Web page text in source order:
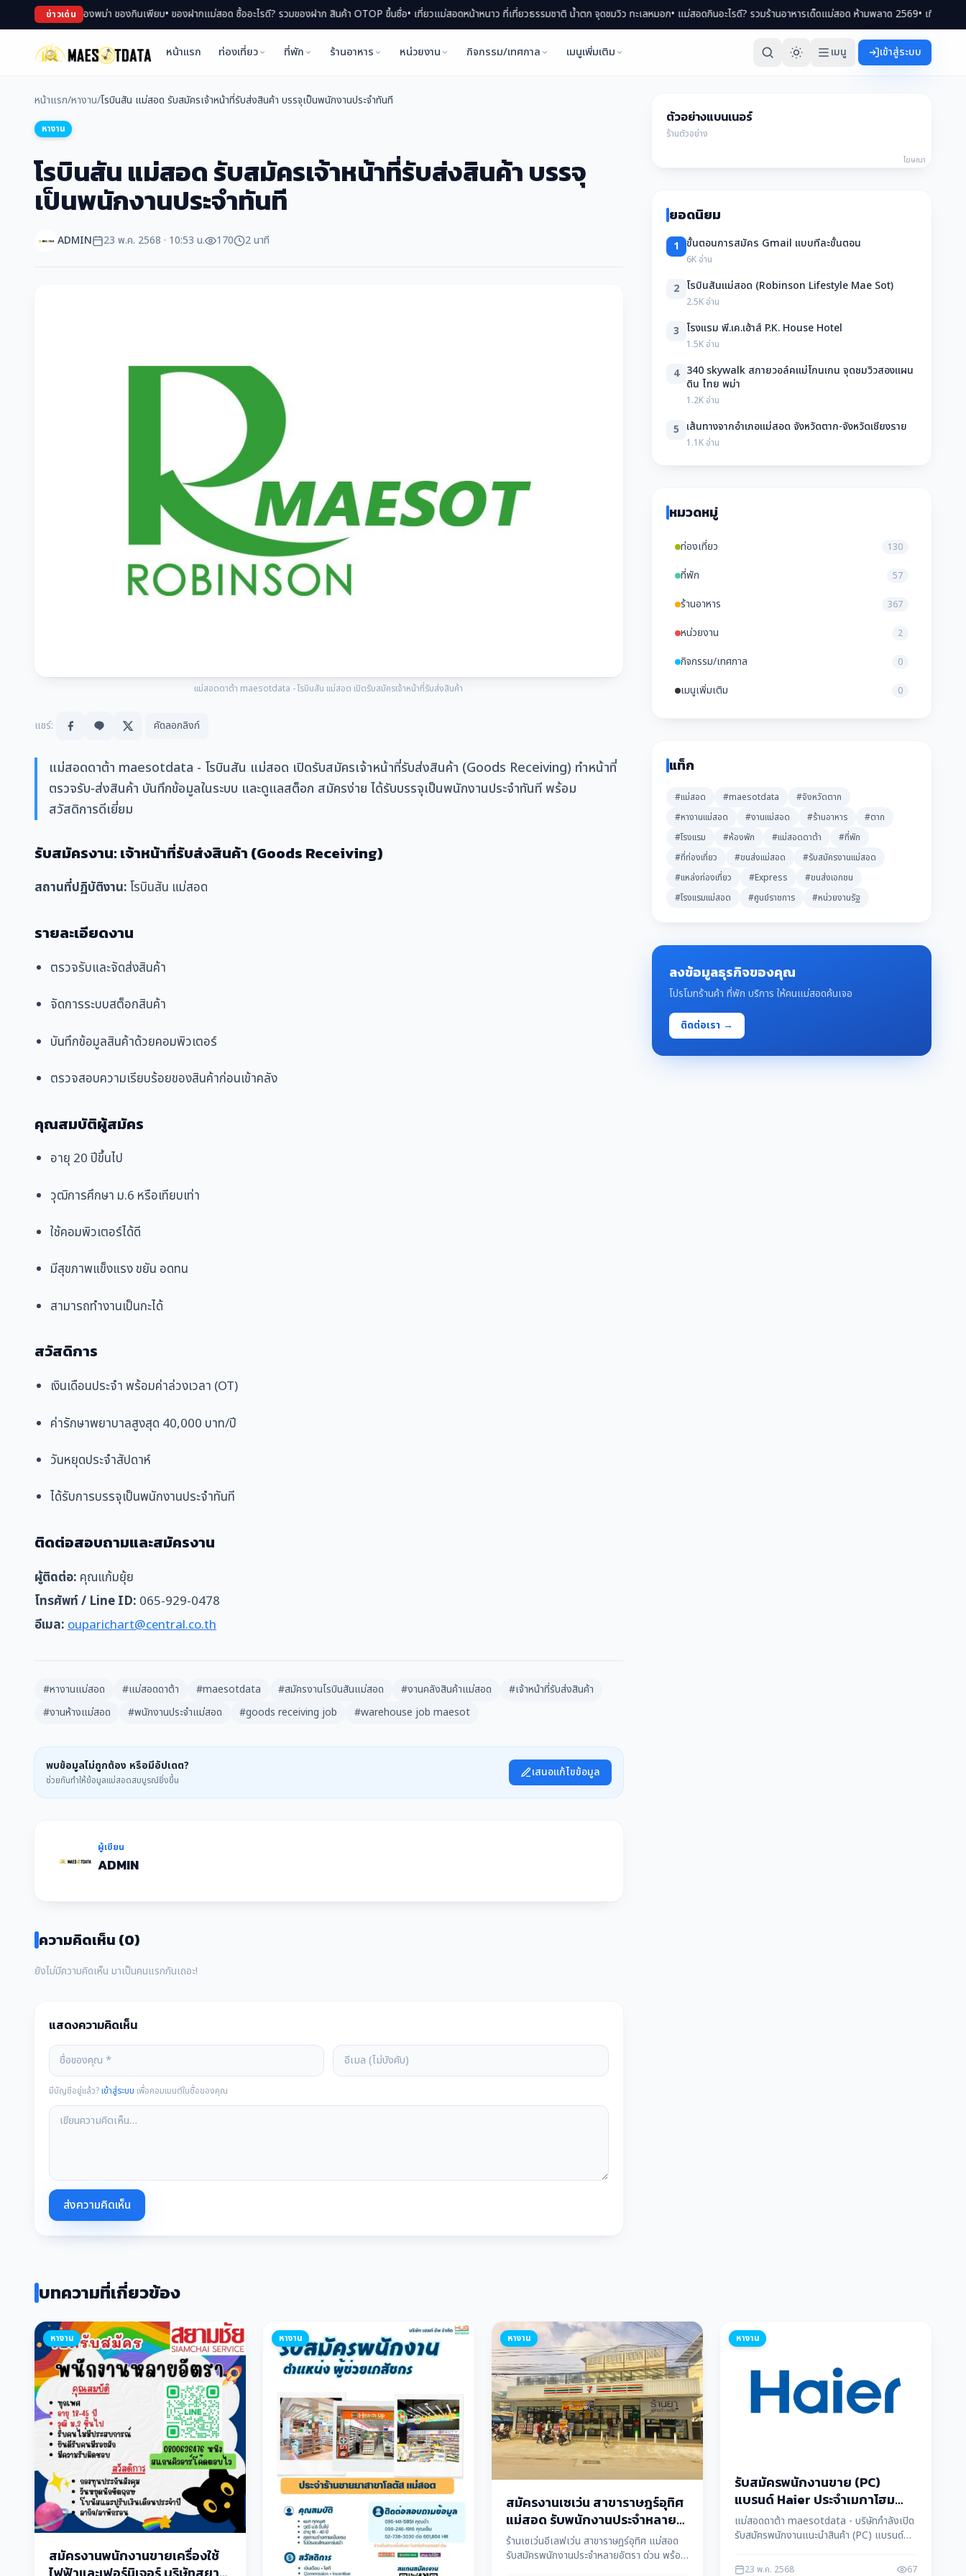
ข่าวเด่น
ด ช้อปของพม่า ของกินเพียบ• ของฝากแม่สอด ซื้ออะไรดี? รวมของฝาก สินค้า OTOP ขึ้นชื่อ• เที่ยวแม่สอดหน้าหนาว ที่เที่ยวธรรมชาติ น้ำตก จุดชมวิว ทะเลหมอก• แม่สอดกินอะไรดี? รวมร้านอาหารเด็ดแม่สอด ห้ามพลาด 2569• เที่ยวแม่สอด 2 วัน 1
หน้าแรก ท่องเที่ยว ที่พัก ร้านอาหาร หน่วยงาน กิจกรรม/เทศกาล เมนูเพิ่มเติม เมนู เข้าสู่ระบบ
หน้าแรก/หางาน/ โรบินสัน แม่สอด รับสมัครเจ้าหน้าที่รับส่งสินค้า บรรจุเป็นพนักงานประจำทันที
หางาน
โรบินสัน แม่สอด รับสมัครเจ้าหน้าที่รับส่งสินค้า บรรจุ
เป็นพนักงานประจำทันที
ADMIN 23 พ.ค. 2568 · 10:53 น. 170 2 นาที
แม่สอดดาต้า maesotdata - โรบินสัน แม่สอด เปิดรับสมัครเจ้าหน้าที่รับส่งสินค้า
แชร์: คัดลอกลิงก์
แม่สอดดาต้า maesotdata - โรบินสัน แม่สอด เปิดรับสมัครเจ้าหน้าที่รับส่งสินค้า (Goods Receiving) ทำหน้าที่
ตรวจรับ-ส่งสินค้า บันทึกข้อมูลในระบบ และดูแลสต็อก สมัครง่าย ได้รับบรรจุเป็นพนักงานประจำทันที พร้อม
สวัสดิการดีเยี่ยม
รับสมัครงาน: เจ้าหน้าที่รับส่งสินค้า (Goods Receiving)
สถานที่ปฏิบัติงาน:โรบินสัน แม่สอด
รายละเอียดงาน
ตรวจรับและจัดส่งสินค้า
จัดการระบบสต็อกสินค้า
บันทึกข้อมูลสินค้าด้วยคอมพิวเตอร์
ตรวจสอบความเรียบร้อยของสินค้าก่อนเข้าคลัง
คุณสมบัติผู้สมัคร
อายุ 20 ปีขึ้นไป
วุฒิการศึกษา ม.6 หรือเทียบเท่า
ใช้คอมพิวเตอร์ได้ดี
มีสุขภาพแข็งแรง ขยัน อดทน
สามารถทำงานเป็นกะได้
สวัสดิการ
เงินเดือนประจำ พร้อมค่าล่วงเวลา (OT)
ค่ารักษาพยาบาลสูงสุด 40,000 บาท/ปี
วันหยุดประจำสัปดาห์
ได้รับการบรรจุเป็นพนักงานประจำทันที
ติดต่อสอบถามและสมัครงาน
ผู้ติดต่อ: คุณแก้มยุ้ย
โทรศัพท์ / Line ID: 065-929-0478
อีเมล:ouparichart@central.co.th
#หางานแม่สอด #แม่สอดดาต้า #maesotdata #สมัครงานโรบินสันแม่สอด #งานคลังสินค้าแม่สอด
#เจ้าหน้าที่รับส่งสินค้า
#งานห้างแม่สอด
#พนักงานประจำแม่สอด #goods receiving job #warehouse job maesot
พบข้อมูลไม่ถูกต้อง หรือมีอัปเดต?
ช่วยกันทำให้ข้อมูลแม่สอดสมบูรณ์ยิ่งขึ้น
เสนอแก้ไขข้อมูล
ผู้เขียน
ADMIN
ความคิดเห็น (0)
ยังไม่มีความคิดเห็น มาเป็นคนแรกกันเถอะ!
แสดงความคิดเห็น
มีบัญชีอยู่แล้ว?เข้าสู่ระบบ เพื่อคอมเมนต์ในชื่อของคุณ
ส่งความคิดเห็น
ตัวอย่างแบนเนอร์
ร้านตัวอย่าง
โฆษณา
ยอดนิยม
1 ขั้นตอนการสมัคร Gmail แบบทีละขั้นตอน
6K อ่าน
2 โรบินสันแม่สอด (Robinson Lifestyle Mae Sot)
2.5K อ่าน
3 โรงแรม พี.เค.เฮ้าส์ P.K. House Hotel
1.5K อ่าน
4 340 skywalk สกายวอล์คแม่โกนเกน จุดชมวิวสองแผน
ดิน ไทย พม่า
1.2K อ่าน
5 เส้นทางจากอำเภอแม่สอด จังหวัดตาก-จังหวัดเชียงราย
1.1K อ่าน
หมวดหมู่
ท่องเที่ยว 130
ที่พัก 57
ร้านอาหาร 367
หน่วยงาน 2
กิจกรรม/เทศกาล 0
เมนูเพิ่มเติม 0
แท็ก
#แม่สอด #maesotdata
#จังหวัดตาก
#หางานแม่สอด
#งานแม่สอด #ร้านอาหาร
#ตาก
#โรงแรม
#ห้องพัก #แม่สอดดาต้า
#ที่พัก
#ที่ท่องเที่ยว
#ขนส่งแม่สอด
#รับสมัครงานแม่สอด
#แหล่งท่องเที่ยว
#Express
#ขนส่งเอกชน
#โรงแรมแม่สอด
#ศูนย์ราชการ #หน่วยงานรัฐ
ลงข้อมูลธุรกิจของคุณ
โปรโมทร้านค้า ที่พัก บริการ ให้คนแม่สอดค้นเจอ
ติดต่อเรา →
บทความที่เกี่ยวข้อง
หางาน
สมัครงานพนักงานขายเครื่องใช้
หางาน หางาน
สมัครงานเซเว่น สาขาราษฎร์อุทิศ
แม่สอด รับพนักงานประจำหลาย
อัตรา ด่วน!
ร้านเซเว่นอีเลฟเว่น สาขาราษฎร์อุทิศ แม่สอด
รับสมัครพนักงานประจำหลายอัตรา ด่วน พร้อม
หางาน
รับสมัครพนักงานขาย (PC)
แบรนด์ Haier ประจำเมกาโฮม
แม่สอด
แม่สอดดาต้า maesotdata - บริษัทกำลังเปิด
รับสมัครพนักงานแนะนำสินค้า (PC) แบรนด์
ตาก รายได้รวมประมาณ 20,000 บาทต่อเดือน
23 พ.ค. 2568 67